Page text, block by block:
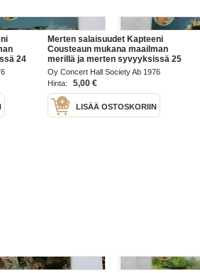
24
Merten salaisuudet Kapteeni
Cousteaun mukana maailman
merillä ja merten syvyyksissä 25
/76
Oy Concert Hall Society Ab 1976
Hinta:
5,00 €
LISÄÄ OSTOSKORIIN